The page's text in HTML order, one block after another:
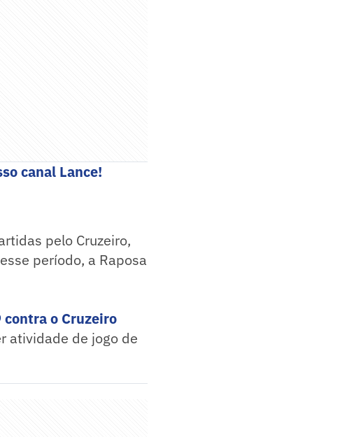
canal Lance!
pelo Cruzeiro,
período, a Raposa
contra o Cruzeiro
atividade de jogo de